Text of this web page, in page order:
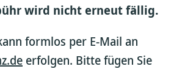
wird nicht erneut fällig.
formlos per E-Mail an
erfolgen. Bitte fügen Sie